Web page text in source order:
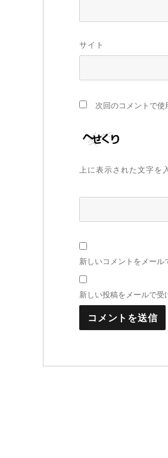
サイト
次回のコメントで使
上に表示された文字を
新しいコメントをメール
新しい投稿をメールで受